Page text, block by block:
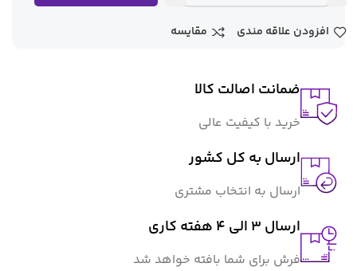
افزودن علاقه مندی مقایسه
ضمانت اصالت کالا
خرید با کیفیت عالی
ارسال به کل کشور
ارسال به انتخاب مشتری
ارسال 3 الی 4 هفته کاری
فرش برای شما بافته خواهد شد